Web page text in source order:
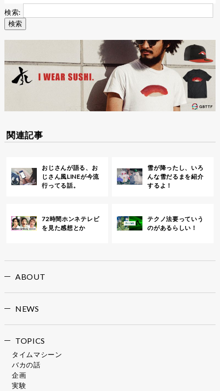
検索:
関連記事
おじさんが語る、お
じさん風LINEが今流
行ってる話。
雪が降ったし、いろ
んな雪だるまを紹介
するよ！
72時間ホンネテレビ
を見た感想とか
テクノ法要っていう
のがあるらしい！
ABOUT
NEWS
TOPICS
タイムマシーン
バカの話
企画
実験